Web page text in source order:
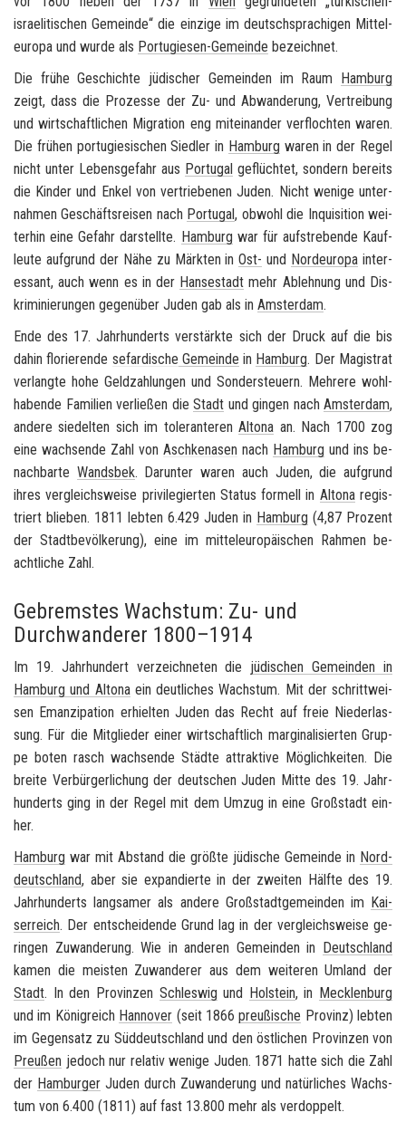
israelitischen Ge­mein­de“ die ein­zi­ge im deutsch­spra­chi­gen Mit­tel­
eu­ro­pa und wurde als Portugiesen-​Gemeinde be­zeich­net.
Die frühe Ge­schich­te jü­di­scher Ge­mein­den im Raum Ham­burg
zeigt, dass die Pro­zes­se der Zu- und Ab­wan­de­rung, Ver­trei­bung
und wirt­schaft­li­chen Mi­gra­ti­on eng mit­ein­an­der ver­floch­ten waren.
Die frü­hen por­tu­gie­si­schen Sied­ler in Ham­burg waren in der Regel
nicht unter Le­bens­ge­fahr aus Por­tu­gal ge­flüch­tet, son­dern be­reits
die Kin­der und Enkel von ver­trie­be­nen Juden. Nicht we­ni­ge un­ter­
nah­men Ge­schäfts­rei­sen nach Por­tu­gal, ob­wohl die In­qui­si­ti­on wei­
ter­hin eine Ge­fahr dar­stell­te. Ham­burg war für auf­stre­ben­de Kauf­
leu­te auf­grund der Nähe zu Märk­ten inOst- und Nord­eu­ro­pa in­ter­
es­sant, auch wenn es in der Han­se­stadt mehr Ab­leh­nung und Dis­
kri­mi­nie­run­gen ge­gen­über Juden gab als in Ams­ter­dam.
Ende des 17. Jahr­hun­derts ver­stärk­te sich der Druck auf die bis
dahin flo­rie­ren­de se­far­di­sche Ge­mein­de in Ham­burg. Der Ma­gis­trat
ver­lang­te hohe Geld­zah­lun­gen und Son­der­steu­ern. Meh­re­re wohl­
ha­ben­de Fa­mi­li­en ver­lie­ßen die Stadt und gin­gen nach Ams­ter­dam,
an­de­re sie­del­ten sich im to­le­ran­te­renAl­to­na an. Nach 1700 zog
eine wach­sen­de Zahl von Asch­ke­na­sen nach Ham­burg und ins be­
nach­bar­te Wands­bek. Dar­un­ter waren auch Juden, die auf­grund
ihres ver­gleichs­wei­se pri­vi­le­gier­ten Sta­tus for­mell in Al­to­nare­gis­
triert blie­ben. 1811 leb­ten 6.429 Juden in Ham­burg (4,87 Pro­zent
der Stadt­be­völ­ke­rung), eine im mit­tel­eu­ro­päi­schen Rah­men be­
acht­li­che Zahl.
Gebremstes Wachstum: Zu- und
Durchwanderer 1800–1914
Im 19. Jahr­hun­dert ver­zeich­ne­ten die jü­di­schen Ge­mein­den in
Ham­burg und Al­to­naein deut­li­ches Wachs­tum. Mit der schritt­wei­
sen Eman­zi­pa­ti­on er­hiel­ten Juden das Recht auf freie Nie­der­las­
sung. Für die Mit­glie­der einer wirt­schaft­lich mar­gi­na­li­sier­ten Grup­
pe boten rasch wach­sen­de Städ­te at­trak­ti­ve Mög­lich­kei­ten. Die
brei­te Ver­bür­ger­li­chung der deut­schen Juden Mitte des 19. Jahr­
hun­derts ging in der Regel mit dem Umzug in eine Groß­stadt ein­
her.
Ham­burg war mit Ab­stand die größ­te jü­di­sche Ge­mein­de in Nord­
deutsch­land, aber sie ex­pan­dier­te in der zwei­ten Hälf­te des 19.
Jahr­hun­derts lang­sa­mer als an­de­re Groß­stadt­ge­mein­den im Kai­
ser­reich. Der ent­schei­den­de Grund lag in der ver­gleichs­wei­se ge­
rin­gen Zu­wan­de­rung. Wie in an­de­ren Ge­mein­den in Deutsch­land
kamen die meis­ten Zu­wan­de­rer aus dem wei­te­ren Um­land der
Stadt. In den Pro­vin­zen Schles­wig und Hol­stein, in Meck­len­burg
und im Kö­nig­reich Han­no­ver (seit 1866preu­ßi­sche Pro­vinz) leb­ten
im Ge­gen­satz zu Süd­deutsch­land und den öst­li­chen Pro­vin­zen von
Preu­ßen je­doch nur re­la­tiv we­ni­ge Juden. 1871 hatte sich die Zahl
der Ham­bur­ger Juden durch Zu­wan­de­rung und na­tür­li­ches Wachs­
tum von 6.400 (1811) auf fast 13.800 mehr als ver­dop­pelt.